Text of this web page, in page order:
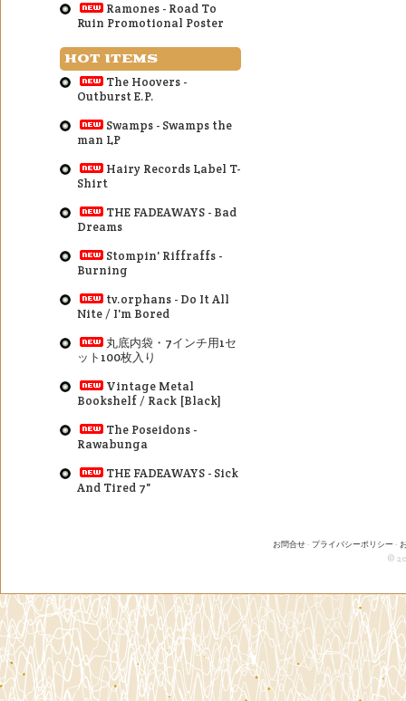
Ramones - Road To
Ruin Promotional Poster
HOT ITEMS
The Hoovers -
Outburst E.P.
Swamps - Swamps the
man LP
Hairy Records Label T-
Shirt
THE FADEAWAYS - Bad
Dreams
Stompin' Riffraffs -
Burning
tv.orphans - Do It All
Nite / I'm Bored
丸底内袋・7インチ用1セ
ット100枚入り
Vintage Metal
Bookshelf / Rack [Black]
The Poseidons -
Rawabunga
THE FADEAWAYS - Sick
And Tired 7"
お問合せ- プライバシーポリシー-
©